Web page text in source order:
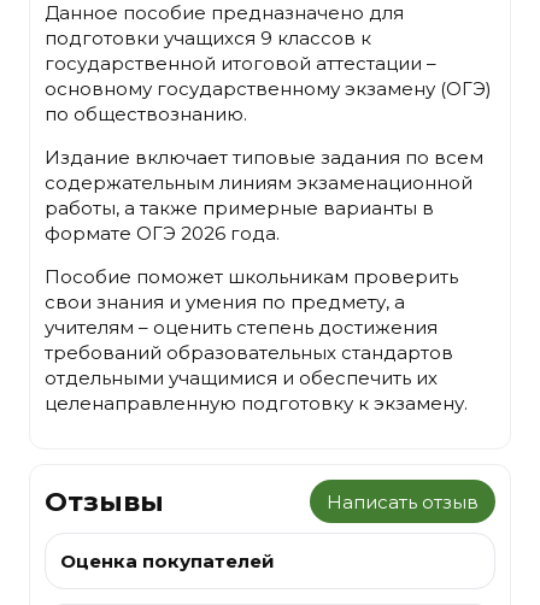
Данное пособие предназначено для
подготовки учащихся 9 классов к
государственной итоговой аттестации –
основному государственному экзамену (ОГЭ)
по обществознанию.
Издание включает типовые задания по всем
содержательным линиям экзаменационной
работы, а также примерные варианты в
формате ОГЭ 2026 года.
Пособие поможет школьникам проверить
свои знания и умения по предмету, а
учителям – оценить степень достижения
требований образовательных стандартов
отдельными учащимися и обеспечить их
целенаправленную подготовку к экзамену.
Отзывы Написать отзыв
Оценка покупателей